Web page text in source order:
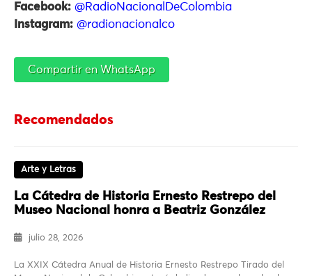
Facebook: @RadioNacionalDeColombia
Instagram: @radionacionalco
Compartir en WhatsApp
Recomendados
Arte y Letras
La Cátedra de Historia Ernesto Restrepo del
Museo Nacional honra a Beatriz González
julio 28, 2026
La XXIX Cátedra Anual de Historia Ernesto Restrepo Tirado del